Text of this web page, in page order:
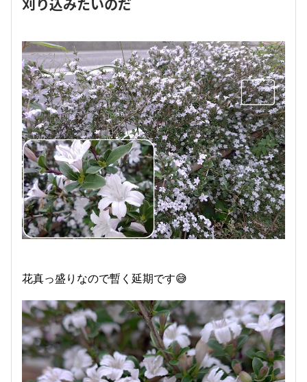
花真っ盛りなので暫く延期です😅